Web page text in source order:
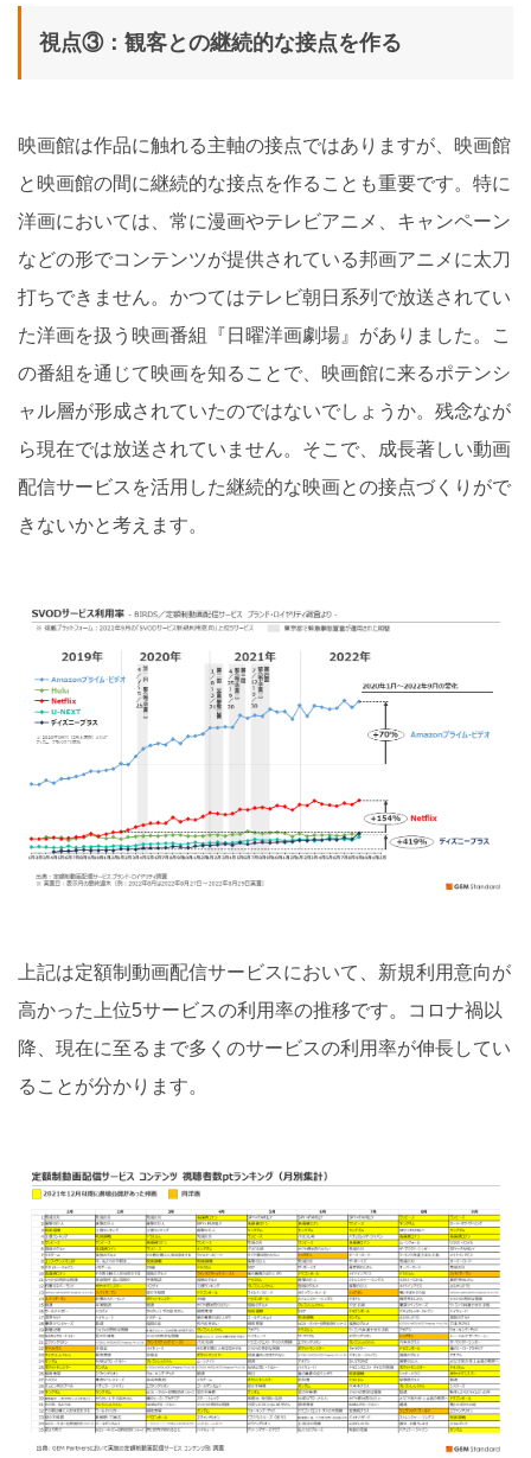
視点③：観客との継続的な接点を作る
映画館は作品に触れる主軸の接点ではありますが、映画館
と映画館の間に継続的な接点を作ることも重要です。特に
洋画においては、常に漫画やテレビアニメ、キャンペーン
などの形でコンテンツが提供されている邦画アニメに太刀
打ちできません。かつてはテレビ朝日系列で放送されてい
た洋画を扱う映画番組『日曜洋画劇場』がありました。こ
の番組を通じて映画を知ることで、映画館に来るポテンシ
ャル層が形成されていたのではないでしょうか。残念なが
ら現在では放送されていません。そこで、成長著しい動画
配信サービスを活用した継続的な映画との接点づくりがで
きないかと考えます。
上記は定額制動画配信サービスにおいて、新規利用意向が
高かった上位5サービスの利用率の推移です。コロナ禍以
降、現在に至るまで多くのサービスの利用率が伸長してい
ることが分かります。